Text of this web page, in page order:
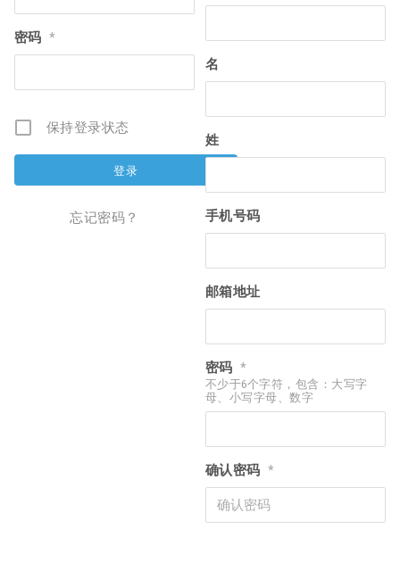
密码 *
保持登录状态
忘记密码？
名
姓
手机号码
邮箱地址
密码 *
不少于6个字符，包含：大写字
母、小写字母、数字
确认密码 *